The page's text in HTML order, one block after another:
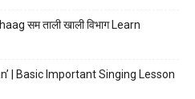
सम ताली खाली विभाग Learn
| Basic Important Singing Lesson